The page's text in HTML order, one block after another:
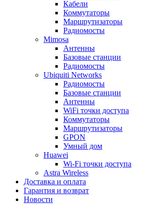
Кабели
Коммутаторы
Маршрутизаторы
Радиомосты
Mimosa
Антенны
Базовые станции
Радиомосты
Ubiquiti Networks
Радиомосты
Базовые станции
Антенны
WiFi точки доступа
Коммутаторы
Маршрутизаторы
GPON
Умный дом
Huawei
Wi-Fi точки доступа
Astra Wireless
Доставка и оплата
Гарантия и возврат
Новости